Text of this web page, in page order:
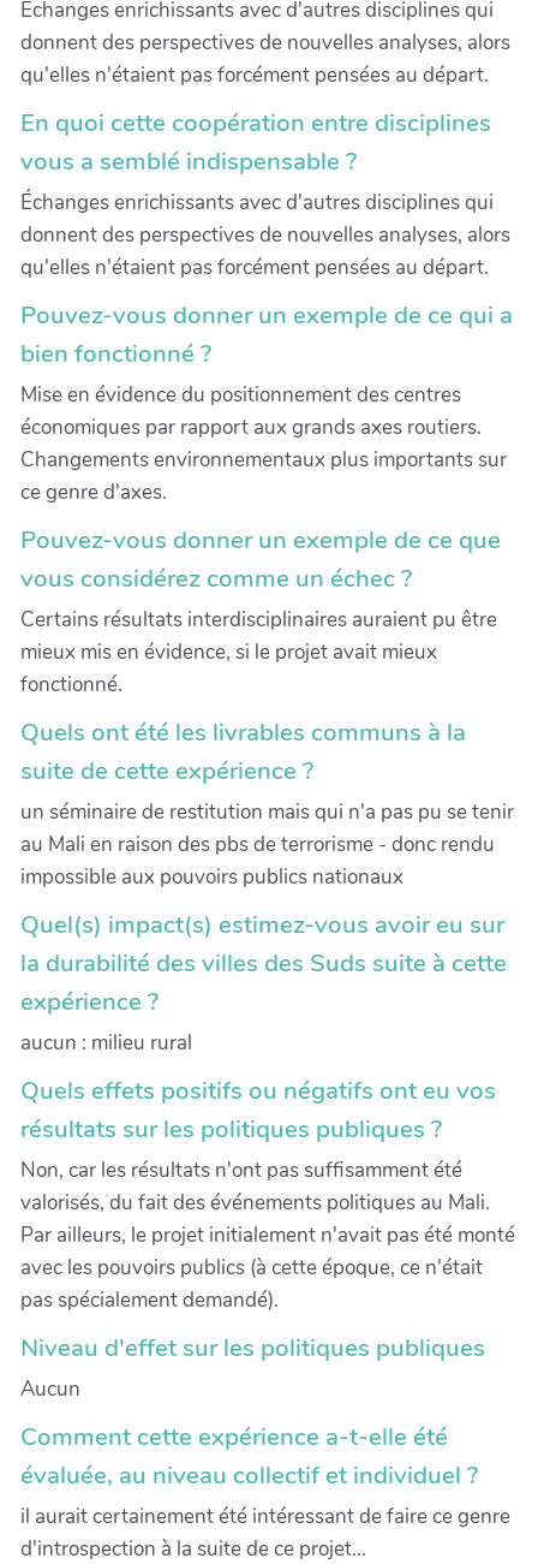
Échanges enrichissants avec d'autres disciplines qui
donnent des perspectives de nouvelles analyses, alors
qu'elles n'étaient pas forcément pensées au départ.
En quoi cette coopération entre disciplines
vous a semblé indispensable ?
Échanges enrichissants avec d'autres disciplines qui
donnent des perspectives de nouvelles analyses, alors
qu'elles n'étaient pas forcément pensées au départ.
Pouvez-vous donner un exemple de ce qui a
bien fonctionné ?
Mise en évidence du positionnement des centres
économiques par rapport aux grands axes routiers.
Changements environnementaux plus importants sur
ce genre d'axes.
Pouvez-vous donner un exemple de ce que
vous considérez comme un échec ?
Certains résultats interdisciplinaires auraient pu être
mieux mis en évidence, si le projet avait mieux
fonctionné.
Quels ont été les livrables communs à la
suite de cette expérience ?
un séminaire de restitution mais qui n'a pas pu se tenir
au Mali en raison des pbs de terrorisme - donc rendu
impossible aux pouvoirs publics nationaux
Quel(s) impact(s) estimez-vous avoir eu sur
la durabilité des villes des Suds suite à cette
expérience ?
aucun : milieu rural
Quels effets positifs ou négatifs ont eu vos
résultats sur les politiques publiques ?
Non, car les résultats n'ont pas suffisamment été
valorisés, du fait des événements politiques au Mali.
Par ailleurs, le projet initialement n'avait pas été monté
avec les pouvoirs publics (à cette époque, ce n'était
pas spécialement demandé).
Niveau d'effet sur les politiques publiques
Aucun
Comment cette expérience a-t-elle été
évaluée, au niveau collectif et individuel ?
il aurait certainement été intéressant de faire ce genre
d'introspection à la suite de ce projet...